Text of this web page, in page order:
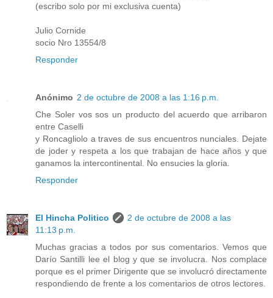
(escribo solo por mi exclusiva cuenta)
Julio Cornide
socio Nro 13554/8
Responder
Anónimo 2 de octubre de 2008 a las 1:16 p.m.
Che Soler vos sos un producto del acuerdo que arribaron
entre Caselli
y Roncagliolo a traves de sus encuentros nunciales. Dejate
de joder y respeta a los que trabajan de hace años y que
ganamos la intercontinental. No ensucies la gloria.
Responder
El Hincha Politico
2 de octubre de 2008 a las
11:13 p.m.
Muchas gracias a todos por sus comentarios. Vemos que
Darío Santilli lee el blog y que se involucra. Nos complace
porque es el primer Dirigente que se involucró directamente
respondiendo de frente a los comentarios de otros lectores.